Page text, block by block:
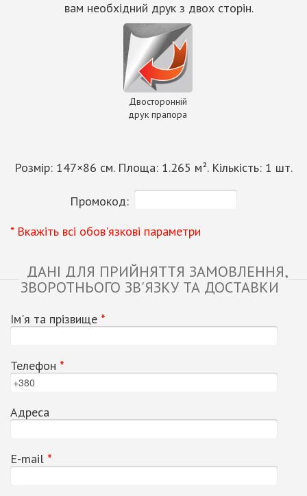
вам необхідний друк з двох сторін.
Двосторонній
друк прапора
Розмір: 147×86 см. Площа: 1.265 м². Кількість: 1 шт.
Промокод:
* Вкажіть всі обов'язкові параметри
ДАНІ ДЛЯ ПРИЙНЯТТЯ ЗАМОВЛЕННЯ,
ЗВОРОТНЬОГО ЗВ'ЯЗКУ ТА ДОСТАВКИ
Ім'я та прізвище *
Телефон *
Адреса
Е-mail *